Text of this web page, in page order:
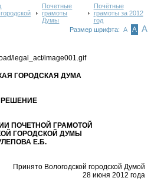
Почетные
грамоты
Думы
Почётные
грамоты за 2012
год
Размер шрифта: А А А
ГОРОДСКАЯ ДУМА
РЕШЕНИЕ
ПОЧЕТНОЙ ГРАМОТОЙ
ГОРОДСКОЙ ДУМЫ
Е.Б.
Принято Вологодской городской Думой
28 июня 2012 года